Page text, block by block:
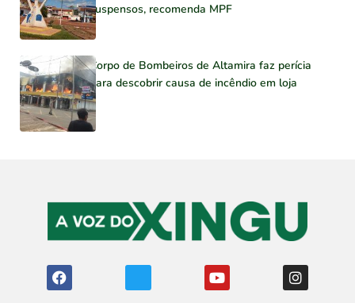
suspensos, recomenda MPF
Corpo de Bombeiros de Altamira faz perícia
para descobrir causa de incêndio em loja